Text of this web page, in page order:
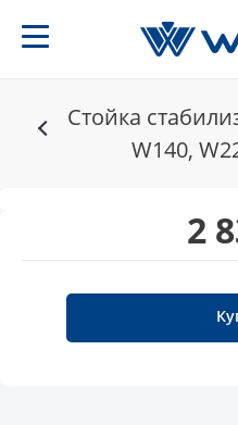
Стойка
W140,
2